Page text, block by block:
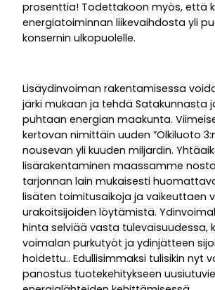
prosenttia! Todettakoon myös, että
energiatoiminnan liikevaihdosta yli
konsernin ulkopuolelle.
Lisäydinvoiman rakentamisessa
järki mukaan ja tehdä Satakunnasta
puhtaan energian maakunta.
kertovan nimittäin uuden ”Olkiluoto
nousevan yli kuuden miljardin.
lisärakentaminen maassamme
tarjonnan lain mukaisesti
lisäten toimitusaikoja ja vaikeuttaen
urakoitsijoiden löytämistä.
hinta selviää vasta tulevaisuudessa,
voimalan purkutyöt ja ydinjätteen
hoidettu.. Edullisimmaksi tulisikin nyt
panostus tuotekehitykseen